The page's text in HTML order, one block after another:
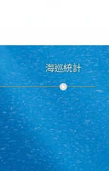
海巡統計